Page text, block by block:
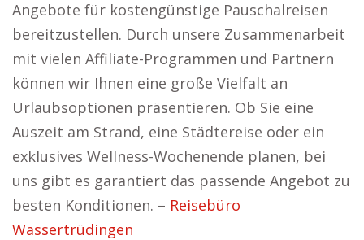
Angebote für kostengünstige Pauschalreisen
bereitzustellen. Durch unsere Zusammenarbeit
mit vielen Affiliate-Programmen und Partnern
können wir Ihnen eine große Vielfalt an
Urlaubsoptionen präsentieren. Ob Sie eine
Auszeit am Strand, eine Städtereise oder ein
exklusives Wellness-Wochenende planen, bei
uns gibt es garantiert das passende Angebot zu
besten Konditionen. – Reisebüro
Wassertrüdingen